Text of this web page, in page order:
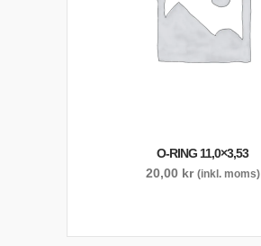
O-RING 11,0×3,53
20,00 kr (inkl. moms)